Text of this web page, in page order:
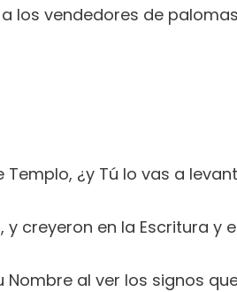
los vendedores de
¿y Tú lo vas a
creyeron en la Escritura y
al ver los signos